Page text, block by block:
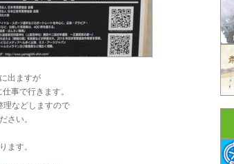
出ますが
事で行きます。
理などしますので
さい。
ます。